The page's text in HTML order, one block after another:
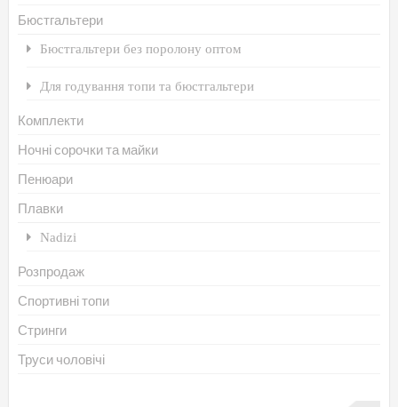
Бюстгальтери
Бюстгальтери без поролону оптом
Для годування топи та бюстгальтери
Комплекти
Ночні сорочки та майки
Пенюари
Плавки
Nadizi
Розпродаж
Спортивні топи
Стринги
Труси чоловічі